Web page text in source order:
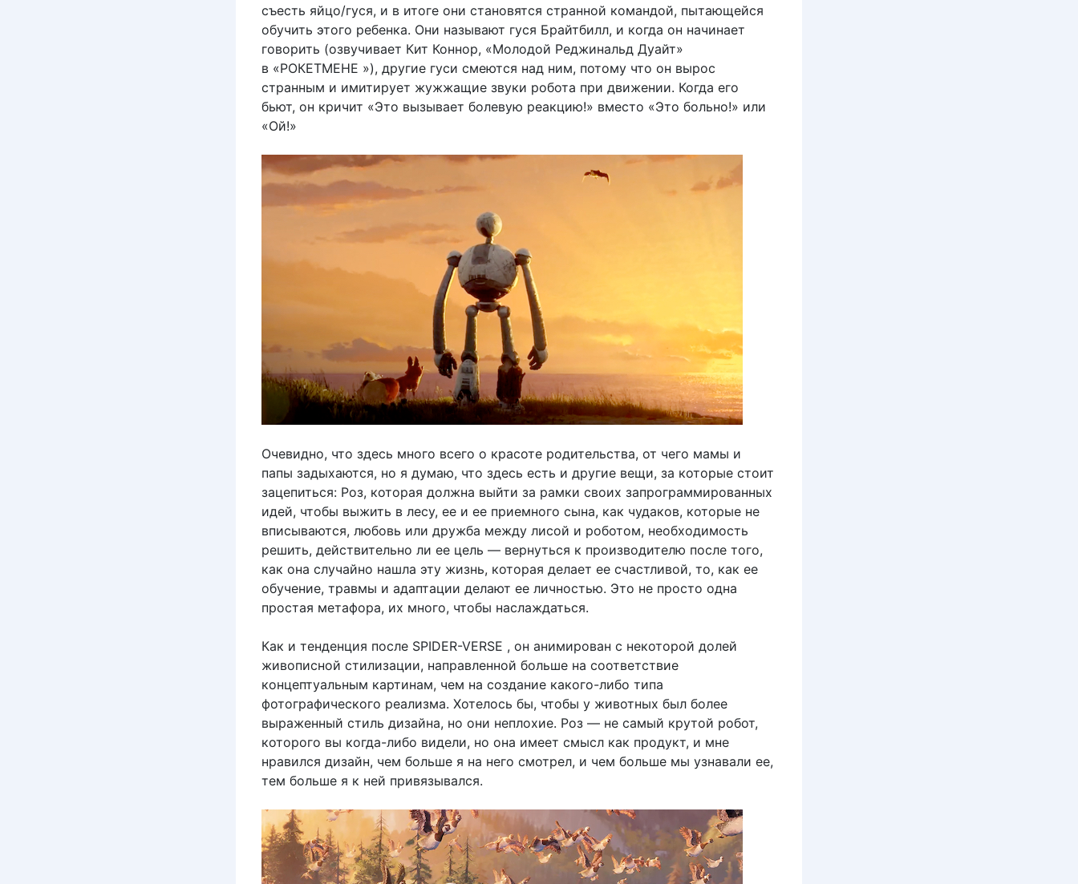
съесть яйцо/гуся, и в итоге они становятся странной командой, пытающейся
обучить этого ребенка. Они называют гуся Брайтбилл, и когда он начинает
говорить (озвучивает Кит Коннор, «Молодой Реджинальд Дуайт»
в «РОКЕТМЕНЕ »), другие гуси смеются над ним, потому что он вырос
странным и имитирует жужжащие звуки робота при движении. Когда его
бьют, он кричит «Это вызывает болевую реакцию!» вместо «Это больно!» или
«Ой!»
Очевидно, что здесь много всего о красоте родительства, от чего мамы и
папы задыхаются, но я думаю, что здесь есть и другие вещи, за которые стоит
зацепиться: Роз, которая должна выйти за рамки своих запрограммированных
идей, чтобы выжить в лесу, ее и ее приемного сына, как чудаков, которые не
вписываются, любовь или дружба между лисой и роботом, необходимость
решить, действительно ли ее цель — вернуться к производителю после того,
как она случайно нашла эту жизнь, которая делает ее счастливой, то, как ее
обучение, травмы и адаптации делают ее личностью. Это не просто одна
простая метафора, их много, чтобы наслаждаться.
Как и тенденция после SPIDER-VERSE , он анимирован с некоторой долей
живописной стилизации, направленной больше на соответствие
концептуальным картинам, чем на создание какого-либо типа
фотографического реализма. Хотелось бы, чтобы у животных был более
выраженный стиль дизайна, но они неплохие. Роз — не самый крутой робот,
которого вы когда-либо видели, но она имеет смысл как продукт, и мне
нравился дизайн, чем больше я на него смотрел, и чем больше мы узнавали ее,
тем больше я к ней привязывался.